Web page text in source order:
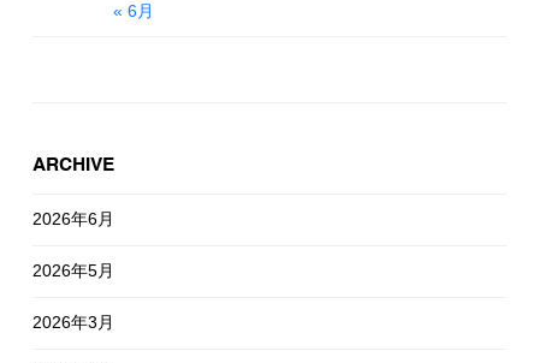
« 6月
ARCHIVE
2026年6月
2026年5月
2026年3月